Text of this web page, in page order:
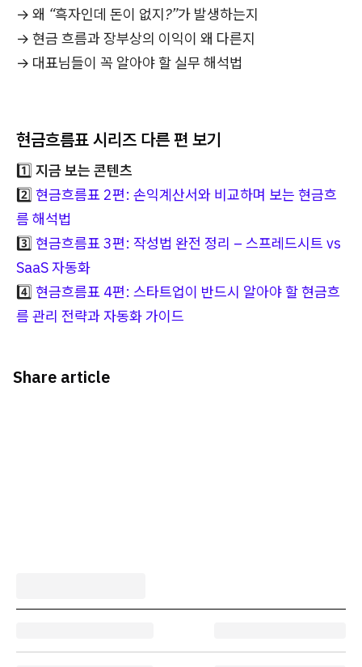
→ 왜 “흑자인데 돈이 없지?”가 발생하는지
→ 현금 흐름과 장부상의 이익이 왜 다른지
→ 대표님들이 꼭 알아야 할 실무 해석법
현금흐름표 시리즈 다른 편 보기
1️⃣ 지금 보는 콘텐츠
2️⃣ 현금흐름표 2편: 손익계산서와 비교하며 보는 현금흐
름 해석법
3️⃣ 현금흐름표 3편: 작성법 완전 정리 – 스프레드시트 vs
SaaS 자동화
4️⃣ 현금흐름표 4편: 스타트업이 반드시 알아야 할 현금흐
름 관리 전략과 자동화 가이드
Share article